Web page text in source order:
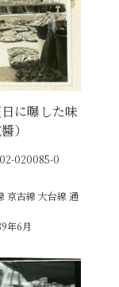
に曝した味
）
020085-0
京古線 大台線 通
年6月